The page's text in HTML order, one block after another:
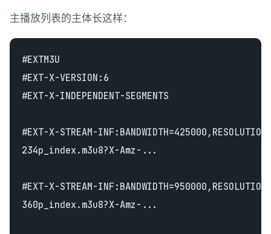
主播放列表的主体长这样：
#EXTM3U
#EXT-X-VERSION:6
#EXT-X-INDEPENDENT-SEGMENTS
#EXT-X-STREAM-
234p_index.m3u8?X-Amz-...
#EXT-X-STREAM-
360p_index.m3u8?X-Amz-...